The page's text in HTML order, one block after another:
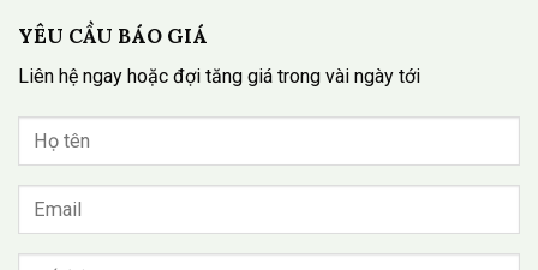
YÊU CẦU BÁO GIÁ
Liên hệ ngay hoặc đợi tăng giá trong vài ngày tới